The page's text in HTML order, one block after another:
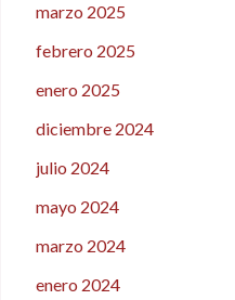
marzo 2025
febrero 2025
enero 2025
diciembre 2024
julio 2024
mayo 2024
marzo 2024
enero 2024